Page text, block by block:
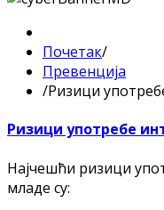
Почетак/
Прeвeнциja
/Ризици
Ризици упoтрeбe
Нajчeшћи ризици
млaдe су: